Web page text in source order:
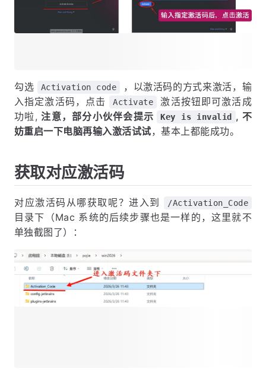
勾选 Activation code
，以激活码的方式来激活，输
入指定激活码，点击
Activate
激活按钮即可激活成
功啦,注意，部分小伙伴会提示 Key is invalid
, 不
妨重启一下电脑再输入激活试试，基本上都能成功。
获取对应激活码
对应激活码从哪获取呢？进入到 /Activation_Code
目录下（Mac 系统的后续步骤也是一样的，这里就不
单独截图了）：